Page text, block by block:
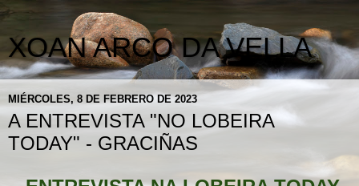
XOAN ARCO DA VELLA
MIÉRCOLES, 8 DE FEBRERO DE 2023
A ENTREVISTA "NO LOBEIRA
TODAY" - GRACIÑAS